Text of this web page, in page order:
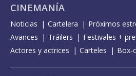
CINEMANÍA
Noticias Cartelera Próximos
Avances
Tráilers
Festivales +
Actores y actrices
Carteles Box-